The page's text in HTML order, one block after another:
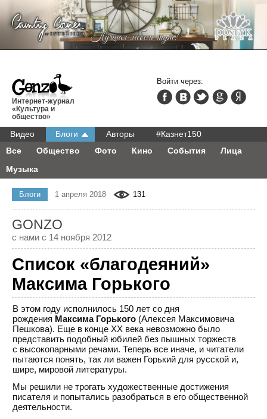
Интернет-журнал
«Культура и
общество»
Видео Блоги Авторы
#Казнет150
Все
Общество Фото Кино События
Лица
Музыка
Войти через:
Блоги 1 апреля 2018 131
GONZO
с нами с 14 ноября 2012
Список «благодеяний»
Максима Горького
В этом году исполнилось 150 лет со дня
рождения Максима Горького (Алексея Максимовича
Пешкова). Еще в конце XX века невозможно было
представить подобный юбилей без пышных торжеств
с высокопарными речами. Теперь все иначе, и читатели
пытаются понять, так ли важен Горький для русской и,
шире, мировой литературы.
Мы решили не трогать художественные достижения
писателя и попытались разобраться в его общественной
деятельности.